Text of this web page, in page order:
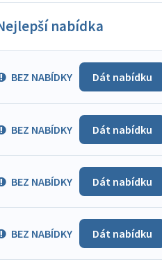
nabídka
BEZ NABÍDKY Dát nabídku
BEZ NABÍDKY Dát nabídku
BEZ NABÍDKY Dát nabídku
BEZ NABÍDKY Dát nabídku